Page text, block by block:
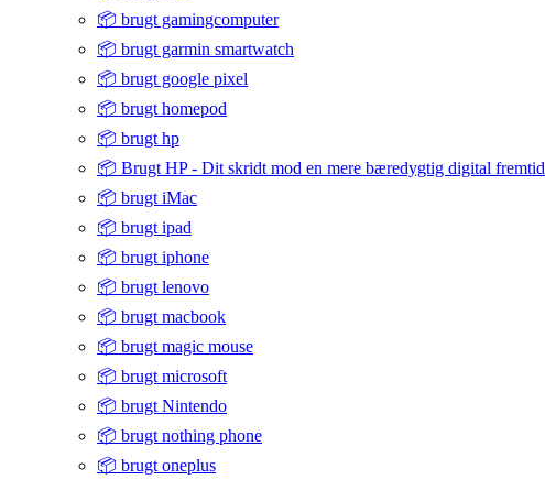
📦 brugt gamingcomputer
📦 brugt garmin smartwatch
📦 brugt google pixel
📦 brugt homepod
📦 brugt hp
📦 Brugt HP - Dit skridt mod en mere bæredygtig digital fremtid
📦 brugt iMac
📦 brugt ipad
📦 brugt iphone
📦 brugt lenovo
📦 brugt macbook
📦 brugt magic mouse
📦 brugt microsoft
📦 brugt Nintendo
📦 brugt nothing phone
📦 brugt oneplus